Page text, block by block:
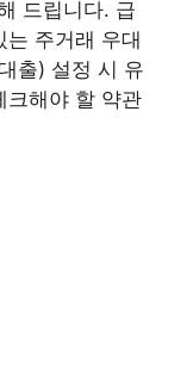
드립니다. 급
주거래 우대
출) 설정 시 유
크해야 할 약관